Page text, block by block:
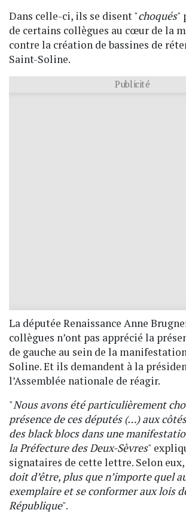
Dans celle-ci, ils se disent "choqués"
de certains collègues au cœur de la
contre la création de bassines de
Saint-Soline.
Publicité
La députée Renaissance Anne
collègues n’ont pas apprécié la
de gauche au sein de la
Soline. Et ils demandent à la
l’Assemblée nationale de réagir.
"Nous avons été particulièrement
présence de ces députés (…) aux
des black blocs dans une
la Préfecture des Deux-Sèvres"
signataires de cette lettre. Selon eux,
doit d’être, plus que n’importe quel
exemplaire et se conformer aux lois
République".